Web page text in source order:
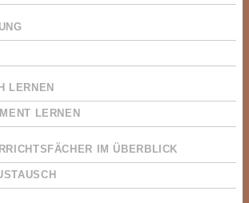
LERNEN
LERNEN
IM ÜBERBLICK